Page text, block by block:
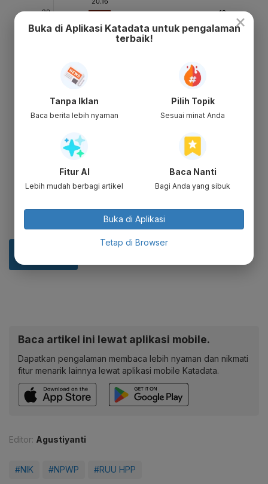
Baca artikel ini lewat aplikasi mobile.
Dapatkan pengalaman membaca lebih nyaman dan nikmati
fitur menarik lainnya lewat aplikasi mobile Katadata.
Editor: Agustiyanti
#NIK #NPWP #RUU HPP
×
Buka di Aplikasi Katadata untuk pengalaman
terbaik!
Tanpa Iklan
Baca berita lebih nyaman
Pilih Topik
Sesuai minat Anda
Fitur AI
Lebih mudah berbagi artikel
Baca Nanti
Bagi Anda yang sibuk
Buka di Aplikasi
Tetap di Browser